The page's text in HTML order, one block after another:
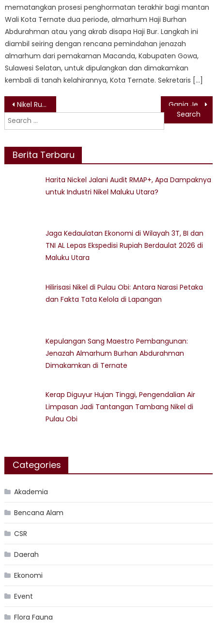
mematangkan prosesi penghormatan terakhir bagi mantan
Wali Kota Ternate dua periode, almarhum Haji Burhan
Abdurahman atau yang akrab disapa Haji Bur. Langkah ini
diambil seiring dengan rencana pemindahan jenazah
almarhum dari pemakaman Macanda, Kabupaten Gowa,
Sulawesi Selatan, untuk dipulangkan dan dimakamkan
kembali di tanah kelahirannya, Kota Ternate. Sekretaris […]
Post
navigation
Nikel Rusia Terganjal, Pasokan dari Halmahera Bisa Jadi Pengganti
Search
for:
Berita Terbaru
Harita Nickel Jalani Audit RMAP+, Apa Dampaknya
untuk Industri Nikel Maluku Utara?
Jaga Kedaulatan Ekonomi di Wilayah 3T, BI dan
TNI AL Lepas Ekspedisi Rupiah Berdaulat 2026 di
Maluku Utara
Hilirisasi Nikel di Pulau Obi: Antara Narasi Petaka
dan Fakta Tata Kelola di Lapangan
Kepulangan Sang Maestro Pembangunan:
Jenazah Almarhum Burhan Abdurahman
Dimakamkan di Ternate
Kerap Diguyur Hujan Tinggi, Pengendalian Air
Limpasan Jadi Tantangan Tambang Nikel di
Pulau Obi
Categories
Akademia
Bencana Alam
CSR
Daerah
Ekonomi
Event
Flora Fauna